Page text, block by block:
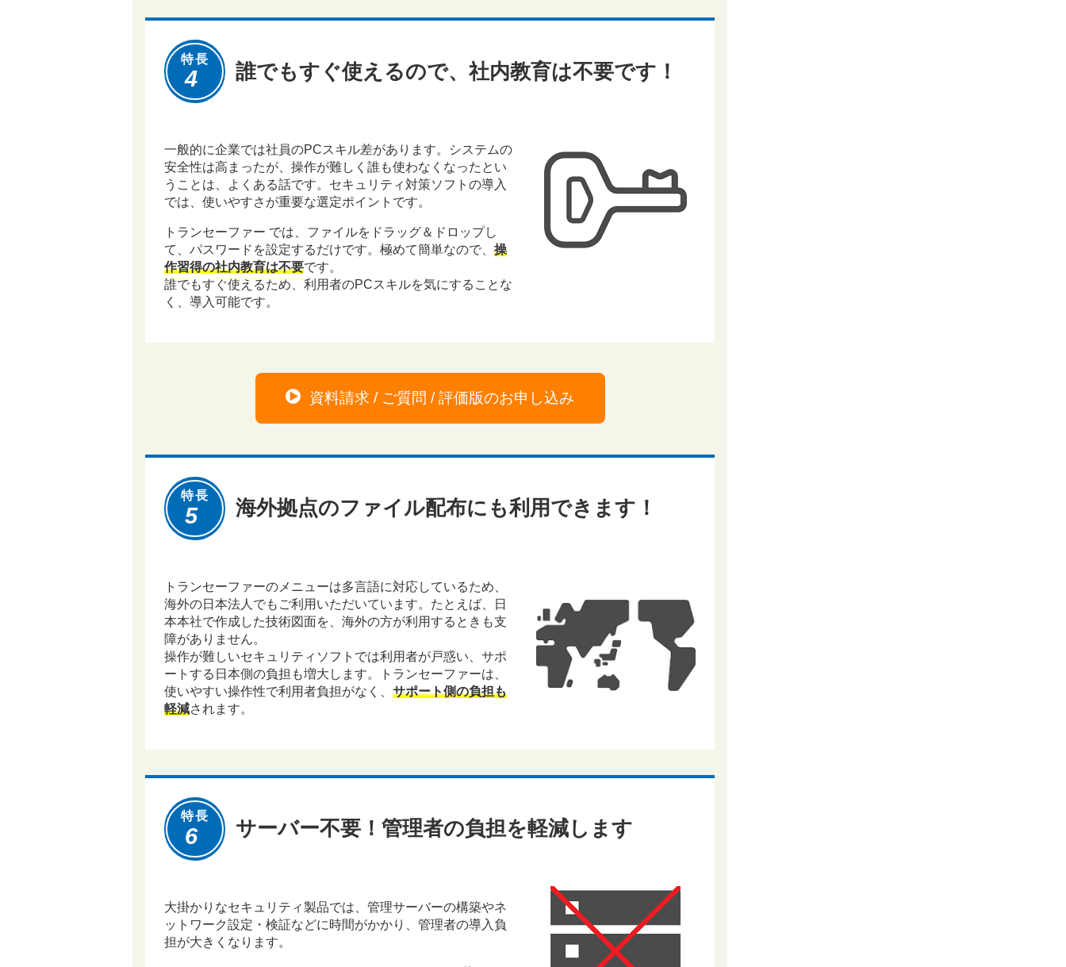
特長
4 誰でもすぐ使えるので、社内教育は不要です！
一般的に企業では社員のPCスキル差があります。システムの
安全性は高まったが、操作が難しく誰も使わなくなったとい
うことは、よくある話です。セキュリティ対策ソフトの導入
では、使いやすさが重要な選定ポイントです。
トランセーファー では、ファイルをドラッグ＆ドロップし
て、パスワードを設定するだけです。極めて簡単なので、 操
作習得の社内教育は不要です。
誰でもすぐ使えるため、利用者のPCスキルを気にすることな
く、導入可能です。
資料請求 / ご質問 / 評価版のお申し込み
特長
5 海外拠点のファイル配布にも利用できます！
トランセーファーのメニューは多言語に対応しているため、
海外の日本法人でもご利用いただいています。たとえば、日
本本社で作成した技術図面を、海外の方が利用するときも支
障がありません。
操作が難しいセキュリティソフトでは利用者が戸惑い、サポ
ートする日本側の負担も増大します。トランセーファーは、
使いやすい操作性で利用者負担がなく、 サポート側の負担も
軽減されます。
特長
6 サーバー不要！管理者の負担を軽減します
大掛かりなセキュリティ製品では、管理サーバーの構築やネ
ットワーク設定・検証などに時間がかかり、管理者の導入負
担が大きくなります。